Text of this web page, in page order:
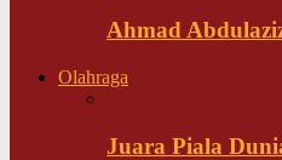
Ahmad
Olahraga
Juara Piala